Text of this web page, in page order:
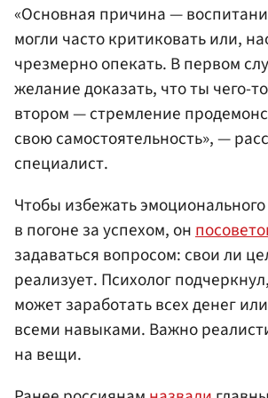
«Основная причина —
могли часто критиковать или,
чрезмерно опекать. В первом
желание доказать, что ты чего-
втором — стремление
свою самостоятельность», —
специалист.
Чтобы избежать
в погоне за успехом, он
задаваться вопросом: свои ли
реализует. Психолог
может заработать всех денег
всеми навыками. Важно
на вещи.